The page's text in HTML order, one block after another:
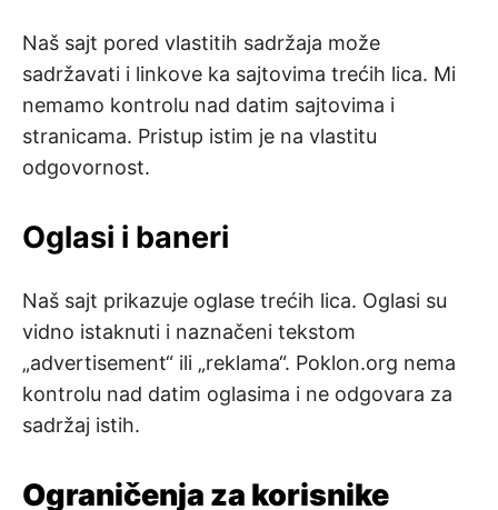
Naš sajt pored vlastitih sadržaja može
sadržavati i linkove ka sajtovima trećih lica. Mi
nemamo kontrolu nad datim sajtovima i
stranicama. Pristup istim je na vlastitu
odgovornost.
Oglasi i baneri
Naš sajt prikazuje oglase trećih lica. Oglasi su
vidno istaknuti i naznačeni tekstom
„advertisement“ ili „reklama“. Poklon.org nema
kontrolu nad datim oglasima i ne odgovara za
sadržaj istih.
Ograničenja za korisnike